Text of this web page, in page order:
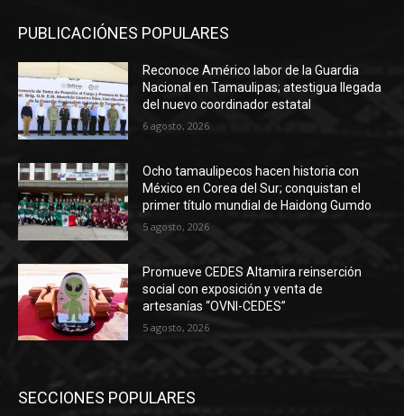
PUBLICACIÓNES POPULARES
Reconoce Américo labor de la Guardia
Nacional en Tamaulipas; atestigua llegada
del nuevo coordinador estatal
6 agosto, 2026
Ocho tamaulipecos hacen historia con
México en Corea del Sur; conquistan el
primer título mundial de Haidong Gumdo
5 agosto, 2026
Promueve CEDES Altamira reinserción
social con exposición y venta de
artesanías “OVNI-CEDES”
5 agosto, 2026
SECCIONES POPULARES